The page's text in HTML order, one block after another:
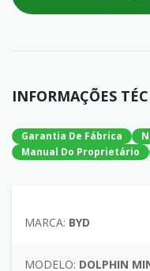
INFORMAÇÕES
Garantia De Fábrica
Manual Do Proprietário
MARCA: BYD
MODELO: DOLPHIN